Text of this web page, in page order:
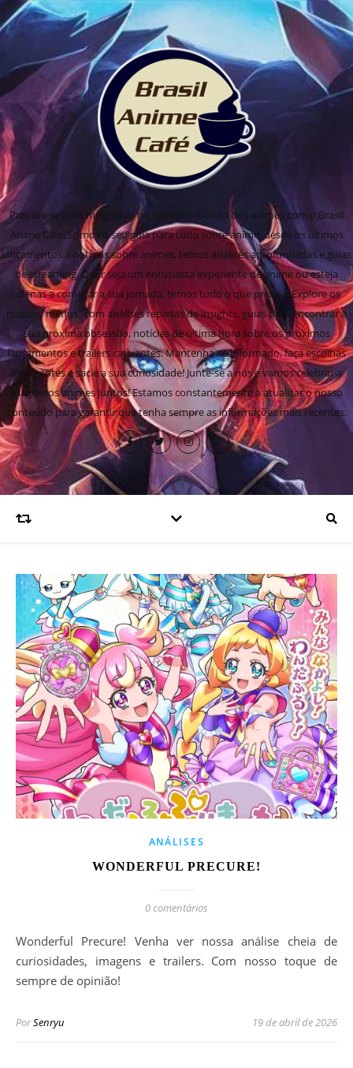
Prepare-se para mergulhar no vibrante mundo dos animes com o Brasil
Anime Cafe! Somos o seu guia para tudo sobre anime, desde os últimos
lançamentos a notícias sobre animes, temos análises aprofundadas e guias
de streaming. Quer seja um entusiasta experiente de anime ou esteja
apenas a começar a sua jornada, temos tudo o que precisa! Explore os
nossos "menus" com análises repletas de insights, guias para encontrar a
sua próxima obsessão, notícias de última hora sobre os próximos
lançamentos e trailers cativantes. Mantenha-se informado, faça escolhas
inteligentes e sacie a sua curiosidade! Junte-se a nós e vamos celebrar a
magia dos animes juntos! Estamos constantemente a atualizar o nosso
conteúdo para garantir que tenha sempre as informações mais recentes.
ANÁLISES
WONDERFUL PRECURE!
0 comentários
Wonderful Precure! Venha ver nossa análise cheia de
curiosidades, imagens e trailers. Com nosso toque de
sempre de opinião!
PorSenryu 19 de abril de 2026